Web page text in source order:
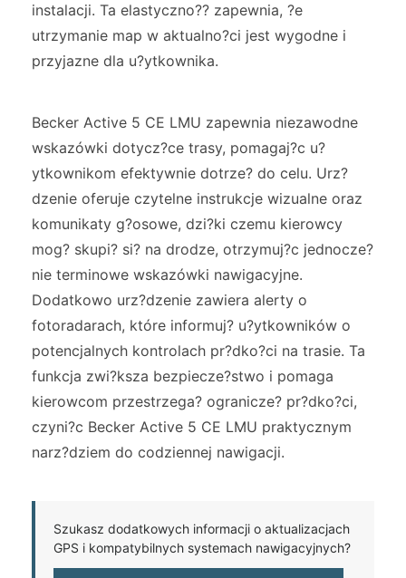
instalacji. Ta elastyczno?? zapewnia, ?e
utrzymanie map w aktualno?ci jest wygodne i
przyjazne dla u?ytkownika.
Becker Active 5 CE LMU zapewnia niezawodne
wskazówki dotycz?ce trasy, pomagaj?c u?
ytkownikom efektywnie dotrze? do celu. Urz?
dzenie oferuje czytelne instrukcje wizualne oraz
komunikaty g?osowe, dzi?ki czemu kierowcy
mog? skupi? si? na drodze, otrzymuj?c jednocze?
nie terminowe wskazówki nawigacyjne.
Dodatkowo urz?dzenie zawiera alerty o
fotoradarach, które informuj? u?ytkowników o
potencjalnych kontrolach pr?dko?ci na trasie. Ta
funkcja zwi?ksza bezpiecze?stwo i pomaga
kierowcom przestrzega? ogranicze? pr?dko?ci,
czyni?c Becker Active 5 CE LMU praktycznym
narz?dziem do codziennej nawigacji.
Szukasz dodatkowych informacji o aktualizacjach
GPS i kompatybilnych systemach nawigacyjnych?